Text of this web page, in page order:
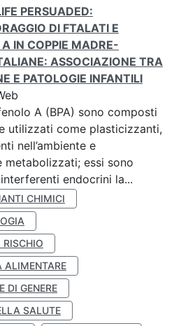
PERSUADED:
DI FTALATI E
IN COPPIE MADRE-
ASSOCIAZIONE TRA
E PATOLOGIE INFANTILI
A (BPA) sono composti
utilizzati come plasticizzanti,
nell’ambiente e
metabolizzati; essi sono
endocrini la...
CHIMICI
RISCHIO
ALIMENTARE
DI GENERE
SALUTE